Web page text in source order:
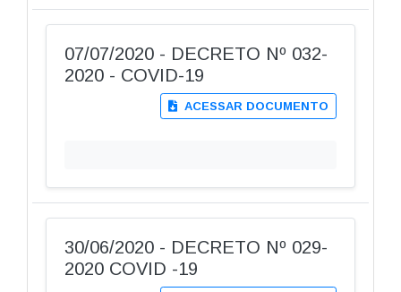
07/07/2020 - DECRETO Nº 032-
2020 - COVID-19
ACESSAR DOCUMENTO
30/06/2020 - DECRETO Nº 029-
2020 COVID -19